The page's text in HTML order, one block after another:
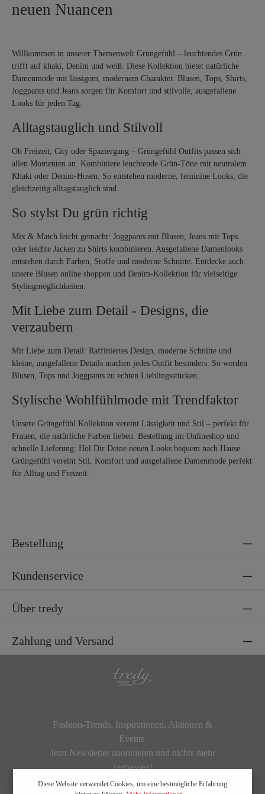
neuen Nuancen
Willkommen in unserer Themenwelt Grüngefühl – leuchtendes Grün
trifft auf khaki, Denim und weiß. Diese Kollektion bietet natürliche
Damenmode mit lässigem, modernem Charakter. Blusen, Tops, Shirts,
Joggpants und Jeans sorgen für Komfort und stilvolle, ausgefallene
Looks für jeden Tag.
Alltagstauglich und Stilvoll
Ob Freizeit, City oder Spaziergang – Grüngefühl Outfits passen sich
allen Momenten an. Kombiniere leuchtende Grün-Töne mit neutralem
Khaki oder Denim-Hosen. So entstehen moderne, feminine Looks, die
gleichzeitig alltagstauglich sind.
So stylst Du grün richtig
Mix & Match leicht gemacht: Joggpants mit Blusen, Jeans mit Tops
oder leichte Jacken zu Shirts kombinieren. Ausgefallene Damenlooks
entstehen durch Farben, Stoffe und moderne Schnitte. Entdecke auch
unsere Blusen online shoppen und Denim-Kollektion für vielseitige
Stylingmöglichkeiten.
Mit Liebe zum Detail - Designs, die
verzaubern
Mit Liebe zum Detail: Raffiniertes Design, moderne Schnitte und
kleine, ausgefallene Details machen jedes Outfit besonders. So werden
Blusen, Tops und Joggpants zu echten Lieblingsstücken.
Stylische Wohlfühlmode mit Trendfaktor
Unsere Grüngefühl Kollektion vereint Lässigkeit und Stil – perfekt für
Frauen, die natürliche Farben lieben. Bestellung im Onlineshop und
schnelle Lieferung: Hol Dir Deine neuen Looks bequem nach Hause.
Grüngefühl vereint Stil, Komfort und ausgefallene Damenmode perfekt
für Alltag und Freizeit.
Bestellung
Kundenservice
Über tredy
Zahlung und Versand
Fashion-Trends, Inspirationen, Aktionen &
Events.
Jetzt Newsletter abonnieren und nichts mehr
verpassen!
Diese Website verwendet Cookies, um eine bestmögliche Erfahrung